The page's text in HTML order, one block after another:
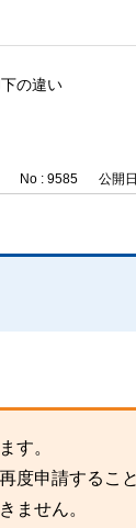
の違い
No : 9585 公開
す。
度申請するこ
ません。